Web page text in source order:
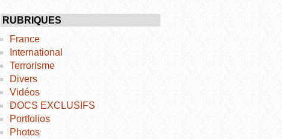
RUBRIQUES
France
International
Terrorisme
Divers
Vidéos
DOCS EXCLUSIFS
Portfolios
Photos